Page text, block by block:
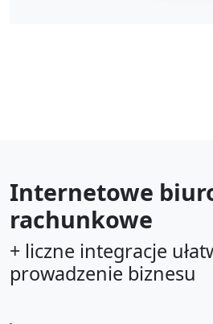
Internetowe
rachunkowe
+ liczne integracje
prowadzenie biznesu